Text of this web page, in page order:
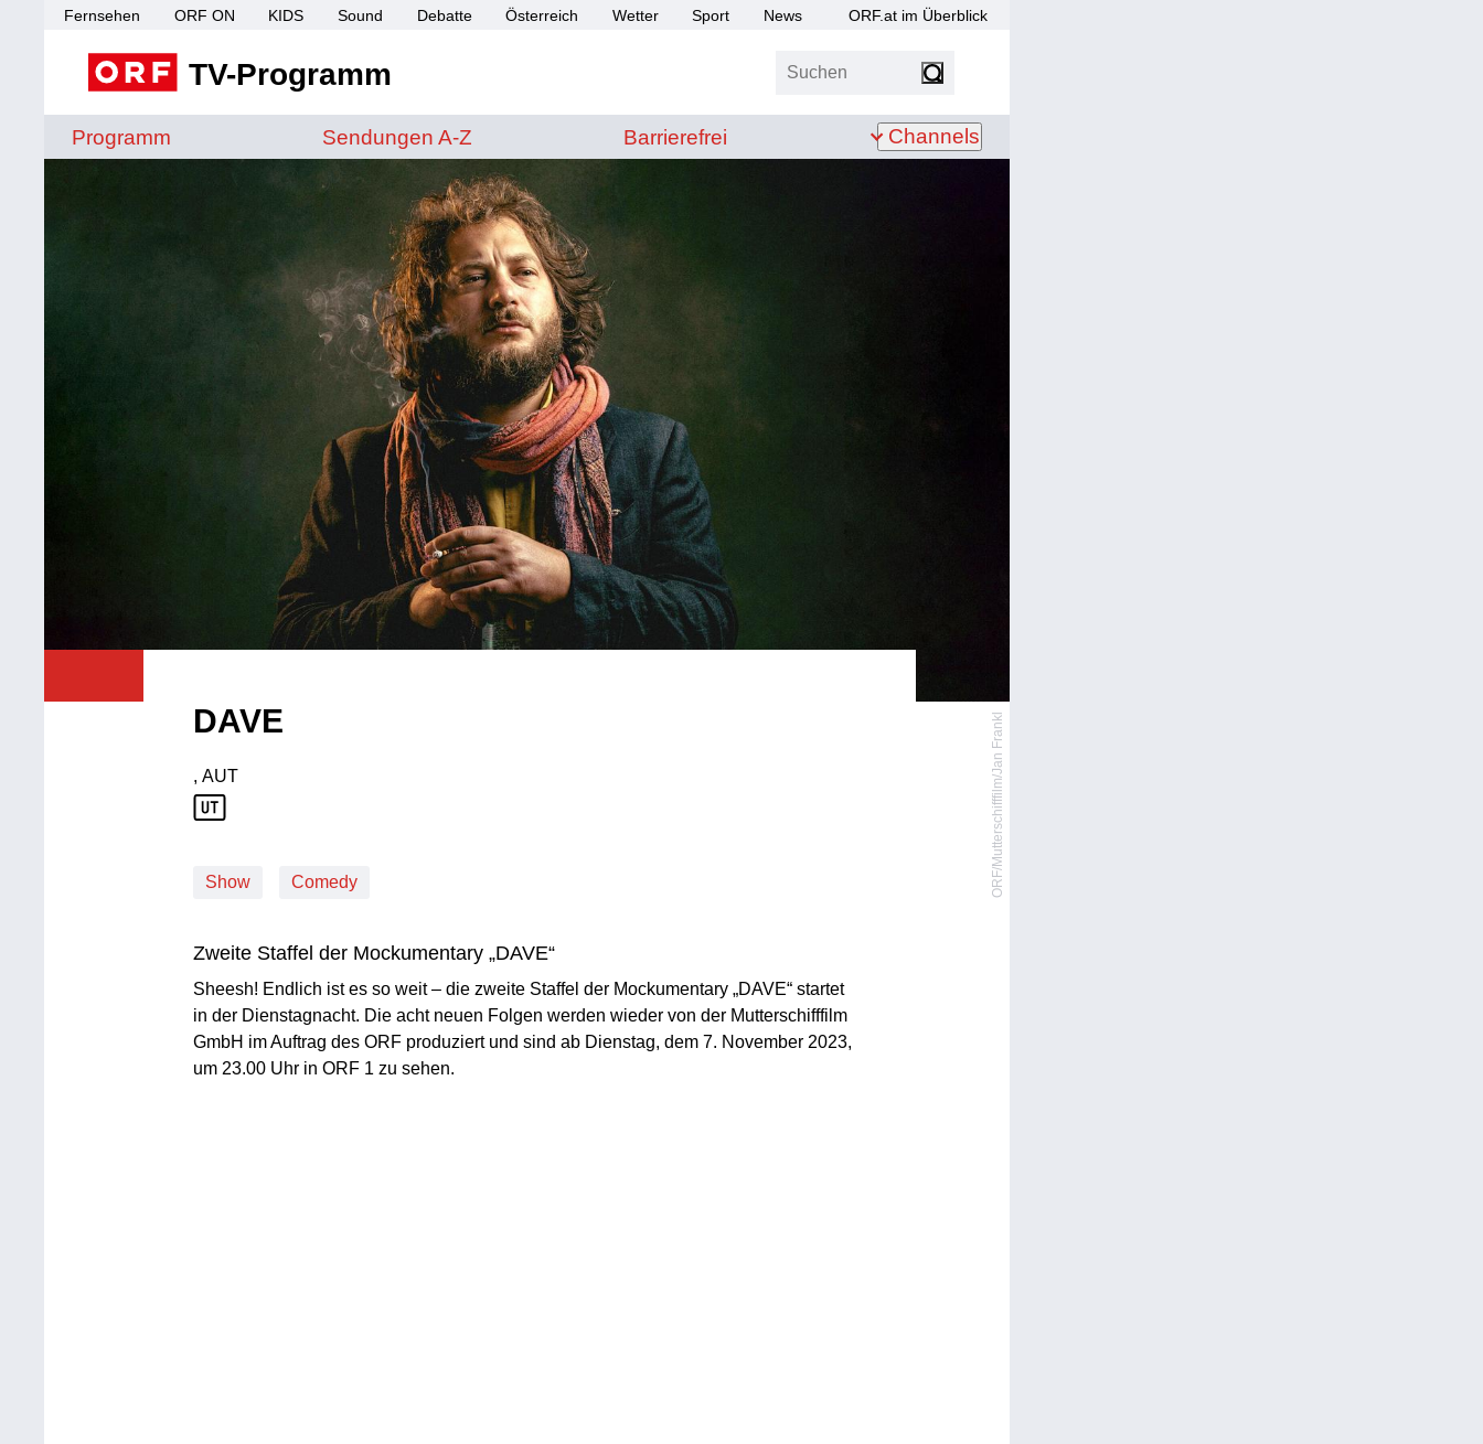
Fernsehen ORF ON KIDS Sound Debatte Österreich Wetter Sport News ORF.at im Überblick
TV-Programm Suchen
Programm Sendungen von A bis Z
Sendungen A-Z Barrierefrei
Barrierefrei Channels
ORF/Mutterschifffilm/Jan Frankl
DAVE
Produktionsland: AUT
, AUT
Show Comedy
Zweite Staffel der Mockumentary „DAVE“
Sheesh! Endlich ist es so weit – die zweite Staffel der Mockumentary „DAVE“ startet
in der Dienstagnacht. Die acht neuen Folgen werden wieder von der Mutterschifffilm
GmbH im Auftrag des ORF produziert und sind ab Dienstag, dem 7. November 2023,
um 23.00 Uhr in ORF 1 zu sehen.